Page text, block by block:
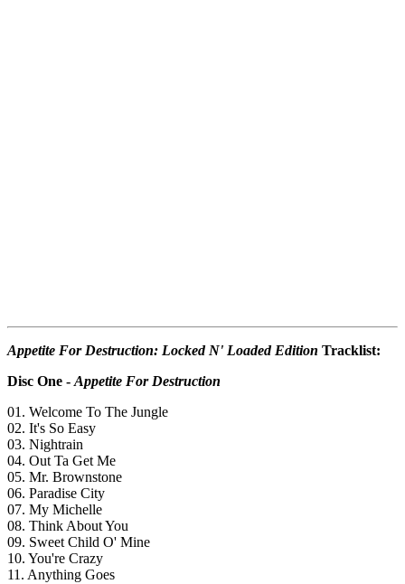
Appetite For Destruction: Locked N' Loaded Edition Tracklist:
Disc One - Appetite For Destruction
01. Welcome To The Jungle
02. It's So Easy
03. Nightrain
04. Out Ta Get Me
05. Mr. Brownstone
06. Paradise City
07. My Michelle
08. Think About You
09. Sweet Child O' Mine
10. You're Crazy
11. Anything Goes